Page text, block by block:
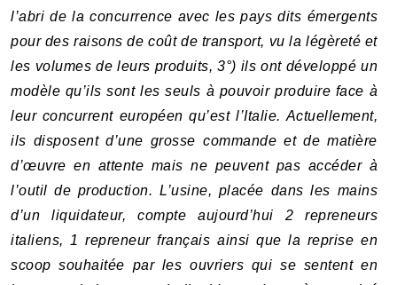
l’abri de la concurrence avec les pays dits émergents
pour des raisons de coût de transport, vu la légèreté et
les volumes de leurs produits, 3°) ils ont développé un
modèle qu’ils sont les seuls à pouvoir produire face à
leur concurrent européen qu’est l’Italie. Actuellement,
ils disposent d’une grosse commande et de matière
d’œuvre en attente mais ne peuvent pas accéder à
l’outil de production. L’usine, placée dans les mains
d’un liquidateur, compte aujourd’hui 2 repreneurs
italiens, 1 repreneur français ainsi que la reprise en
scoop souhaitée par les ouvriers qui se sentent en